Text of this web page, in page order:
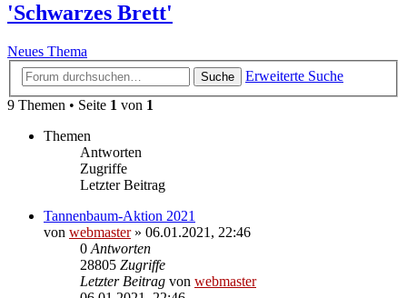
'Schwarzes Brett'
Neues Thema
Suche
Erweiterte Suche
9 Themen • Seite 1 von 1
Themen
Antworten
Zugriffe
Letzter Beitrag
Tannenbaum-Aktion 2021
von webmaster» 06.01.2021, 22:46
0 Antworten
28805 Zugriffe
Letzter Beitrag von webmaster